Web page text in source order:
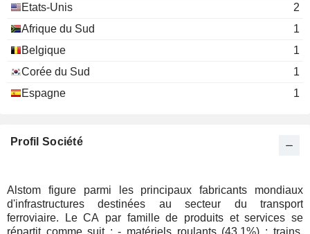
Etats-Unis
2
Afrique du Sud
1
Belgique
1
Corée du Sud
1
Espagne
1
Profil Société
Alstom figure parmi les principaux fabricants mondiaux
d'infrastructures destinées au secteur du transport
ferroviaire. Le CA par famille de produits et services se
répartit comme suit : - matériels roulants (43,1%) : trains,